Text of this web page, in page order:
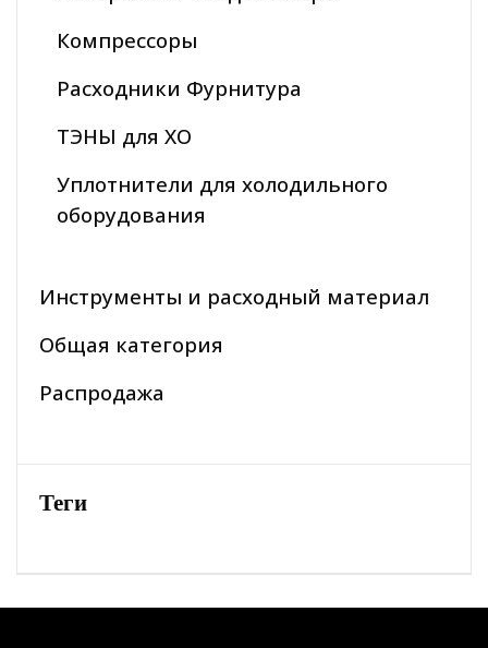
Компрессоры
Расходники Фурнитура
ТЭНЫ для ХО
Уплотнители для холодильного
оборудования
Инструменты и расходный материал
Общая категория
Распродажа
Теги